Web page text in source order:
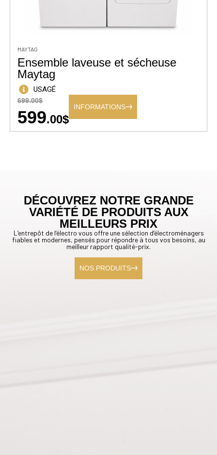
MAYTAG
Ensemble laveuse et sécheuse
Maytag
USAGÉ
699.00$
599.00$
INFORMATIONS
DÉCOUVREZ NOTRE GRANDE
VARIÉTÉ DE PRODUITS AUX
MEILLEURS PRIX
L’entrepôt de l’électro vous offre une sélection d’électroménagers
fiables et modernes, pensés pour répondre à tous vos besoins, au
meilleur rapport qualité-prix.
NOS PRODUITS